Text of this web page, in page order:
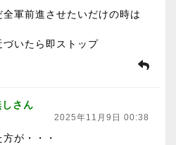
軍前進させたいだけの時は
いたら即ストップ
さん
2025年11月9日 00:38
が・・・